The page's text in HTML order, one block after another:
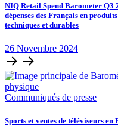
NIQ Retail Spend Barometer Q3
dépenses des Français en
techniques et durables
26 Novembre 2024
Communiqués de presse
Sports et ventes de téléviseurs en